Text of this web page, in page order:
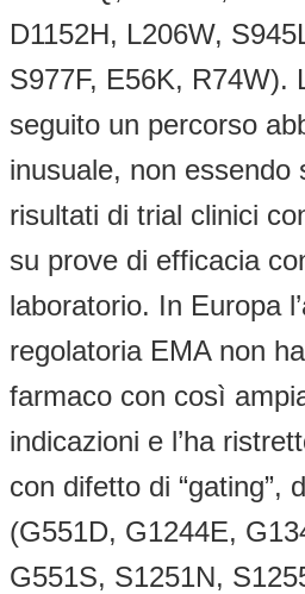
D1152H, L206W,
S977F, E56K, R74W).
seguito un percorso
inusuale, non essendo
risultati di trial clinici
su prove di efficacia
laboratorio. In Europa
regolatoria EMA non
farmaco con così
indicazioni e l’ha
con difetto di “gating”,
(G551D, G1244E,
G551S, S1251N,